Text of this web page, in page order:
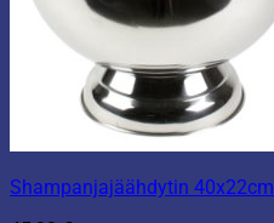
Shampanjajäähdytin 40x22cm